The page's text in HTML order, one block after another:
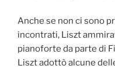
Anche se non ci sono
incontrati, Liszt
pianoforte da parte di
Liszt adottò alcune